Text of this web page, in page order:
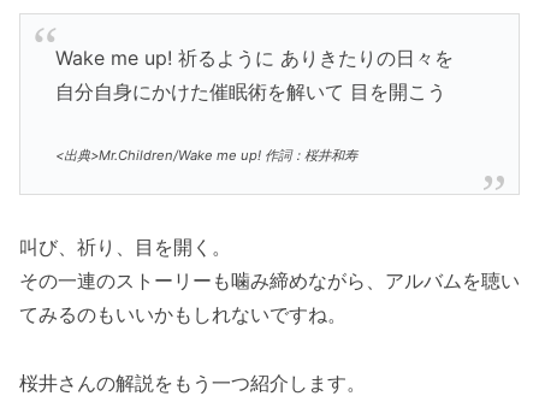
Wake me up! 祈るように ありきたりの日々を
自分自身にかけた催眠術を解いて 目を開こう
<出典>Mr.Children/Wake me up! 作詞：桜井和寿
叫び、祈り、目を開く。
その一連のストーリーも噛み締めながら、アルバムを聴い
てみるのもいいかもしれないですね。
桜井さんの解説をもう一つ紹介します。